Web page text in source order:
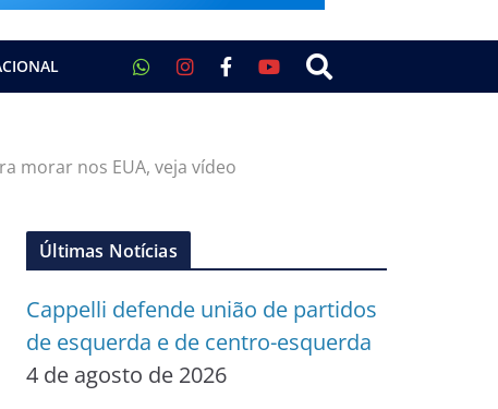
morar nos EUA, veja vídeo
Últimas Notícias
Cappelli defende união de partidos
de esquerda e de centro-esquerda
4 de agosto de 2026